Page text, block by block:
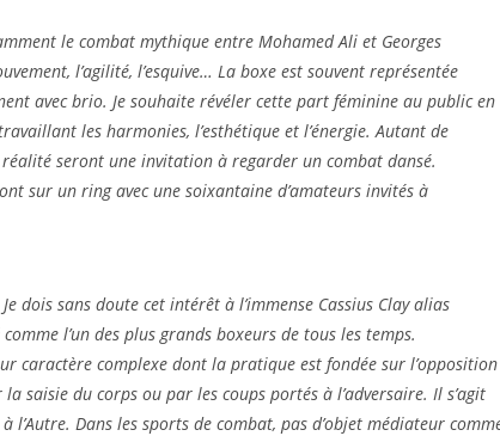
le combat mythique entre Mohamed Ali et Georges
l’agilité, l’esquive… La boxe est souvent représentée
avec brio. Je souhaite révéler cette part féminine au public en
les harmonies, l’esthétique et l’énergie. Autant de
seront une invitation à regarder un combat dansé.
sur un ring avec une soixantaine d’amateurs invités à
dois sans doute cet intérêt à l’immense Cassius Clay alias
l’un des plus grands boxeurs de tous les temps.
caractère complexe dont la pratique est fondée sur l’opposition
du corps ou par les coups portés à l’adversaire. Il s’agit
Dans les sports de combat, pas d’objet médiateur